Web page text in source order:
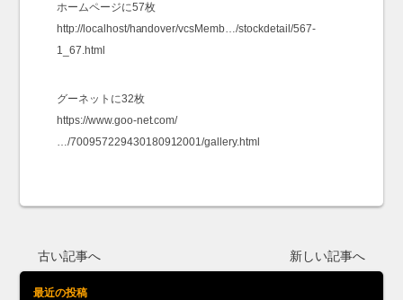
ホームページに57枚
http://localhost/handover/vcsMemb…/stockdetail/567-
1_67.html
グーネットに32枚
https://www.goo-net.com/
…/700957229430180912001/gallery.html
古い記事へ 新しい記事へ
最近の投稿